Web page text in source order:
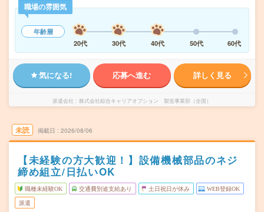
職場の雰囲気
年齢層
20代
30代 40代 50代 60代
気になる! 応募へ進む 詳しく見る
派遣会社 株式会社綜合キャリアオプション 製造事業部（全国）
未読 掲載日 2026/08/06
【未経験の方大歓迎！】設備機械部品のネジ
締め組立/日払いOK
職種未経験OK 交通費別途支給あり 土日祝日が休み WEB登録OK
派遣